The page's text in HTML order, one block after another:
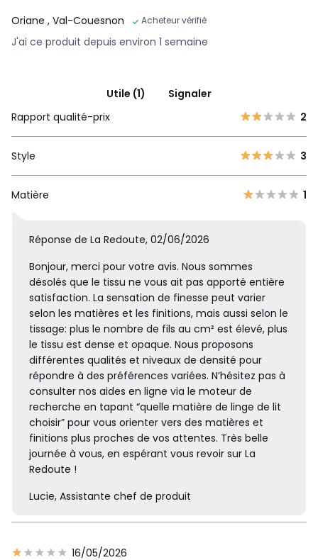
Oriane , Val-Couesnon Acheteur vérifié
J'ai ce produit depuis environ 1 semaine
Utile (1)
Signaler
Rapport qualité-prix
2
Style 3
Matière 1
Réponse de La Redoute, 02/06/2026
Bonjour, merci pour votre avis. Nous sommes
désolés que le tissu ne vous ait pas apporté entière
satisfaction. La sensation de finesse peut varier
selon les matières et les finitions, mais aussi selon le
tissage: plus le nombre de fils au cm² est élevé, plus
le tissu est dense et opaque. Nous proposons
différentes qualités et niveaux de densité pour
répondre à des préférences variées. N’hésitez pas à
consulter nos aides en ligne via le moteur de
recherche en tapant “quelle matière de linge de lit
choisir” pour vous orienter vers des matières et
finitions plus proches de vos attentes. Très belle
journée à vous, en espérant vous revoir sur La
Redoute !
Lucie, Assistante chef de produit
16/05/2026